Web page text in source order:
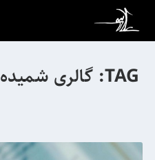
TAG: گالری شمیده